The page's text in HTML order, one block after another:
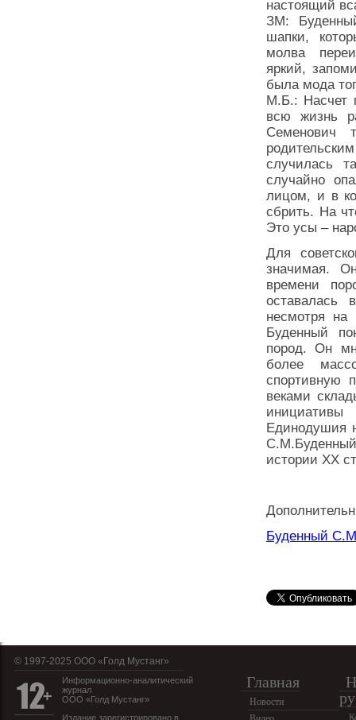
настоящий
ЗМ:
шапки,
молва
яркий,
была мода
М.Б.: Насчет
всю жизнь
Семенович
случилась
случайно
лицом, и в
сбрить. На
Это усы –
Для
значимая.
времени
оставалась
несмотря на
Буденный
пород. Он
более
спортивную
веками
Единодушия
истории XX
Буденный
© 1997-2025 OOO «Голд Мустанг»
Информационно-аналитический
журнал
ООО «Голд Мустанг»
Издание зарегистрировано в
Главная
Новости